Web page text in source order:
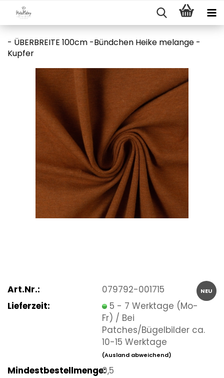
- ÜBERBREITE 100cm -Bündchen Heike melange -
Kupfer
NEU
Art.Nr.:
079792-001715
Lieferzeit:
5 - 7 Werktage (Mo-
Fr) / Bei
Patches/Bügelbilder ca.
10-15 Werktage
(Ausland abweichend)
Mindestbestellmenge:0,5